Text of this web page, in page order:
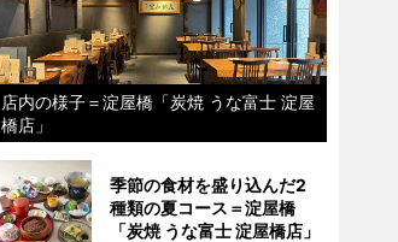
店内の様子＝淀屋橋「炭焼 うな富士 淀屋
橋店」
季節の食材を盛り込んだ2
種類の夏コース＝淀屋橋
「炭焼 うな富士 淀屋橋店」